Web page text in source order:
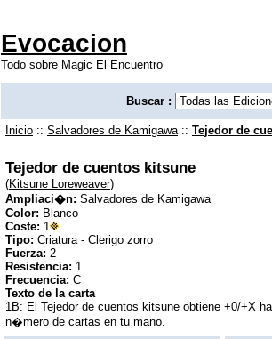
Evocacion
Todo sobre Magic El Encuentro
Buscar :
Inicio :: Salvadores de Kamigawa :: Tejedor de
Tejedor de cuentos kitsune
(Kitsune Loreweaver)
Ampliaci�n: Salvadores de Kamigawa
Color: Blanco
Coste: 1
Tipo: Criatura - Clerigo zorro
Fuerza: 2
Resistencia: 1
Frecuencia: C
Texto de la carta
1B: El Tejedor de cuentos kitsune obtiene +0/+X
n�mero de cartas en tu mano.